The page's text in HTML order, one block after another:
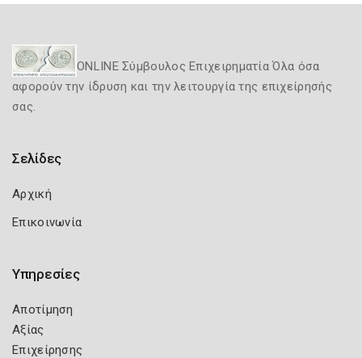
ONLINE Σύμβουλος Επιχειρηματία Όλα όσα
αφορούν την ίδρυση και την λειτουργία της επιχείρησής
σας.
Σελίδες
Αρχική
Επικοινωνία
Υπηρεσίες
Αποτίμηση
Αξίας
Επιχείρησης